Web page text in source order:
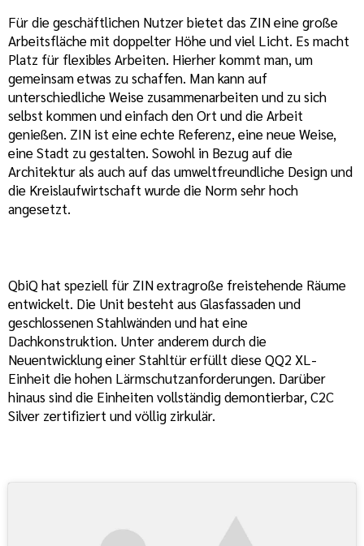
Für die geschäftlichen Nutzer bietet das ZIN eine große
Arbeitsfläche mit doppelter Höhe und viel Licht. Es macht
Platz für flexibles Arbeiten. Hierher kommt man, um
gemeinsam etwas zu schaffen. Man kann auf
unterschiedliche Weise zusammenarbeiten und zu sich
selbst kommen und einfach den Ort und die Arbeit
genießen. ZIN ist eine echte Referenz, eine neue Weise,
eine Stadt zu gestalten. Sowohl in Bezug auf die
Architektur als auch auf das umweltfreundliche Design und
die Kreislaufwirtschaft wurde die Norm sehr hoch
angesetzt.
QbiQ hat speziell für ZIN extragroße freistehende Räume
entwickelt. Die Unit besteht aus Glasfassaden und
geschlossenen Stahlwänden und hat eine
Dachkonstruktion. Unter anderem durch die
Neuentwicklung einer Stahltür erfüllt diese QQ2 XL-
Einheit die hohen Lärmschutzanforderungen. Darüber
hinaus sind die Einheiten vollständig demontierbar, C2C
Silver zertifiziert und völlig zirkulär.